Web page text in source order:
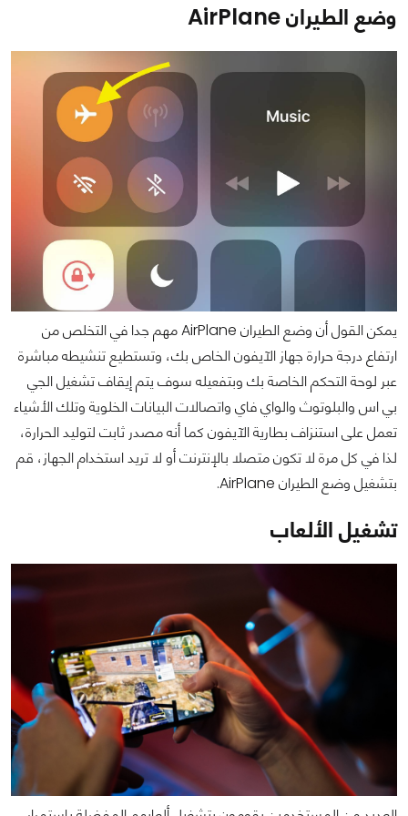
وضع الطيران AirPlane
يمكن القول أن وضع الطيران AirPlane مهم جدا في التخلص من
ارتفاع درجة حرارة جهاز الآيفون الخاص بك، وتستطيع تنشيطه مباشرة
عبر لوحة التحكم الخاصة بك وبتفعيله سوف يتم إيقاف تشغيل الجي
بي اس والبلوتوث والواي فاي واتصالات البيانات الخلوية وتلك الأشياء
تعمل على استنزاف بطارية الآيفون كما أنه مصدر ثابت لتوليد الحرارة،
لذا في كل مرة لا تكون متصلا بالإنترنت أو لا تريد استخدام الجهاز، قم
بتشغيل وضع الطيران AirPlane.
تشغيل الألعاب